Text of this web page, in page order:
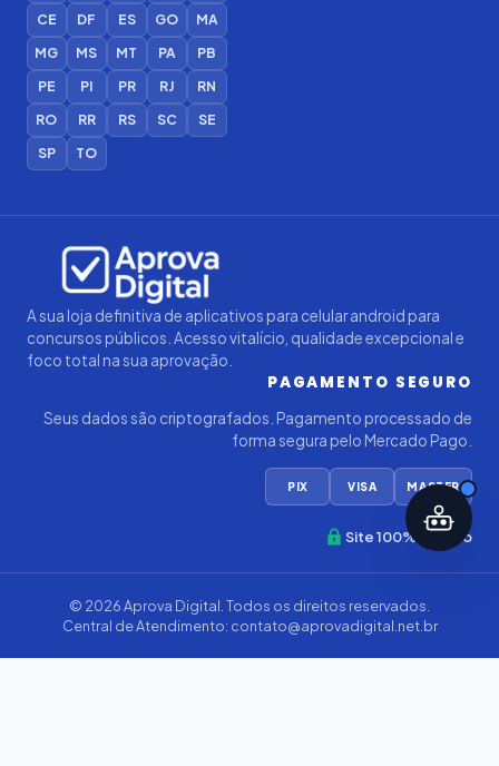
CE
DF ES GO
MA
MG
MS MT PA
PB
PE
PI PR RJ
RN
RO
RR RS SC
SE
SP
TO
A sua loja definitiva de aplicativos para celular android para
concursos públicos. Acesso vitalício, qualidade excepcional e
foco total na sua aprovação.
PAGAMENTO SEGURO
Seus dados são criptografados. Pagamento processado de
forma segura pelo Mercado Pago.
PIX VISA MASTER
Site 100% Seguro
© 2026Aprova Digital . Todos os direitos reservados.
Central de Atendimento: contato@aprovadigital.net.br